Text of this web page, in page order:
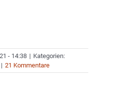
- 14:38 | Kategorien:
| 21 Kommentare